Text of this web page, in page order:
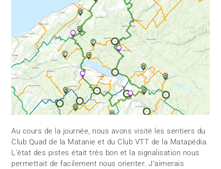
Au cours de la journée, nous avons visité les sentiers du
Club Quad de la Matanie et du Club VTT de la Matapédia.
L’état des pistes était très bon et la signalisation nous
permettait de facilement nous orienter. J’aimerais